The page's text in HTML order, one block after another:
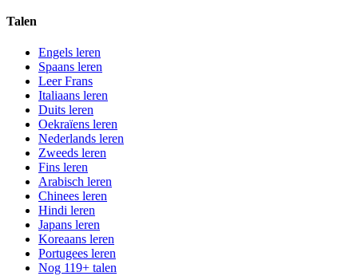
Talen
Engels leren
Spaans leren
Leer Frans
Italiaans leren
Duits leren
Oekraïens leren
Nederlands leren
Zweeds leren
Fins leren
Arabisch leren
Chinees leren
Hindi leren
Japans leren
Koreaans leren
Portugees leren
Nog 119+ talen